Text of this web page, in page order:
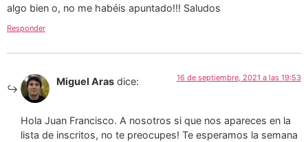
algo bien o, no me habéis apuntado!!! Saludos
Responder
Miguel Aras dice: 16 de septiembre, 2021 a las 19:53
Hola Juan Francisco. A nosotros si que nos apareces en la
lista de inscritos, no te preocupes! Te esperamos la semana